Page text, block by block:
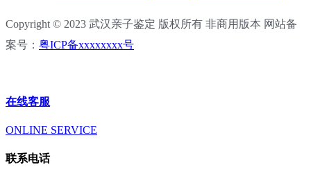
Copyright © 2023 武汉亲子鉴定 版权所有 非商用版本 网站备
案号： 粤ICP备xxxxxxxx号
在线客服
ONLINE SERVICE
联系电话